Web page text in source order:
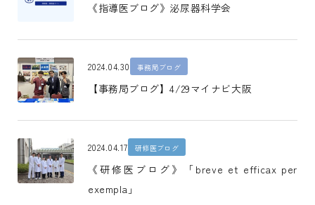
《指導医ブログ》泌尿器科学会
2024.04.30 事務局ブログ
【事務局ブログ】4/29マイナビ大阪
2024.04.17 研修医ブログ
《研修医ブログ》「breve et efficax per
exempla」